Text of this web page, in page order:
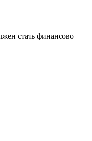
стать финансово